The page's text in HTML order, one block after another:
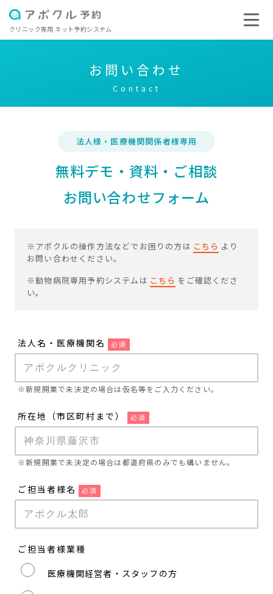
クリニック専用 ネット予約システム
お問い合わせ
Contact
法人様・医療機関関係者様専用
無料デモ・資料・ご相談
お問い合わせフォーム
※アポクルの操作方法などでお困りの方は こちら より
お問い合わせください。
※動物病院専用予約システムは こちら をご確認くださ
い。
法人名・医療機関名 必須
※新規開業で未決定の場合は仮名等をご入力ください。
所在地（市区町村まで） 必須
※新規開業で未決定の場合は都道府県のみでも構いません。
ご担当者様名 必須
ご担当者様業種
医療機関経営者・スタッフの方